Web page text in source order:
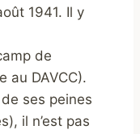
1941. Il y
de
au DAVCC).
ses peines
il n’est pas